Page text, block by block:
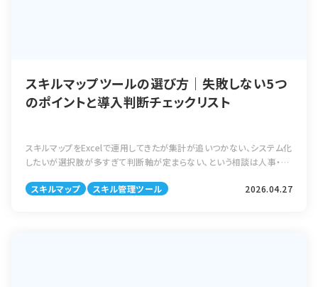
スキルマップツールの選び方｜失敗しない5つ
のポイントと導入判断チェックリスト
スキルマップをExcelで運用してきたが集計が追いつかない、システム化
したいが選択肢が多すぎて判断軸が定まらない、という相談は人事・人
ントマネジメントの一機 […]
スキルマップ スキル管理ツール 2026.04.27